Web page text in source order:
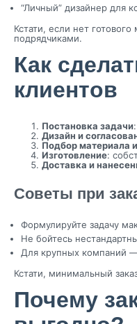
“Личный” дизайнер для
Кстати, если нет
подрядчиками.
Как
клиентов
Постановка задачи
Дизайн и
Подбор материала
Изготовление:
Доставка и
Советы при
Формулируйте задачу
Не бойтесь
Для крупных компаний
Кстати, минимальный
Почему